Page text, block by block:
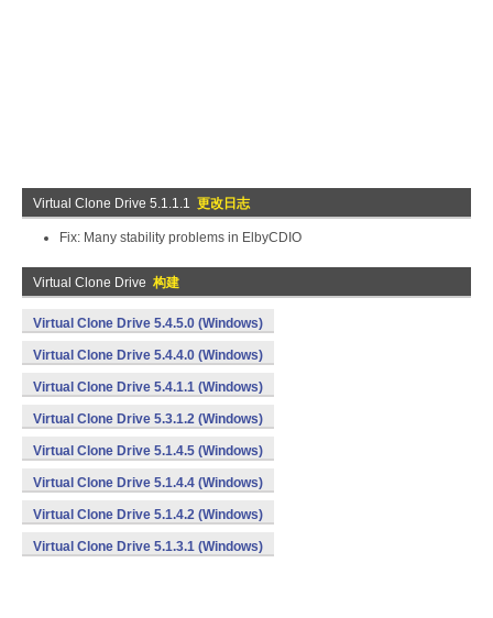
Virtual Clone Drive 5.1.1.1 更改日志
Fix: Many stability problems in ElbyCDIO
Virtual Clone Drive 构建
Virtual Clone Drive 5.4.5.0 (Windows)
Virtual Clone Drive 5.4.4.0 (Windows)
Virtual Clone Drive 5.4.1.1 (Windows)
Virtual Clone Drive 5.3.1.2 (Windows)
Virtual Clone Drive 5.1.4.5 (Windows)
Virtual Clone Drive 5.1.4.4 (Windows)
Virtual Clone Drive 5.1.4.2 (Windows)
Virtual Clone Drive 5.1.3.1 (Windows)